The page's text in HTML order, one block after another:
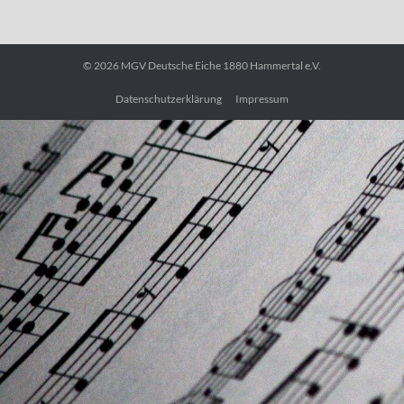
© 2026 MGV Deutsche Eiche 1880 Hammertal e.V.
Datenschutzerklärung Impressum